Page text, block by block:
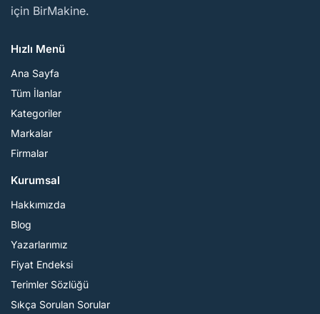
için BirMakine.
Hızlı Menü
Ana Sayfa
Tüm İlanlar
Kategoriler
Markalar
Firmalar
Kurumsal
Hakkımızda
Blog
Yazarlarımız
Fiyat Endeksi
Terimler Sözlüğü
Sıkça Sorulan Sorular